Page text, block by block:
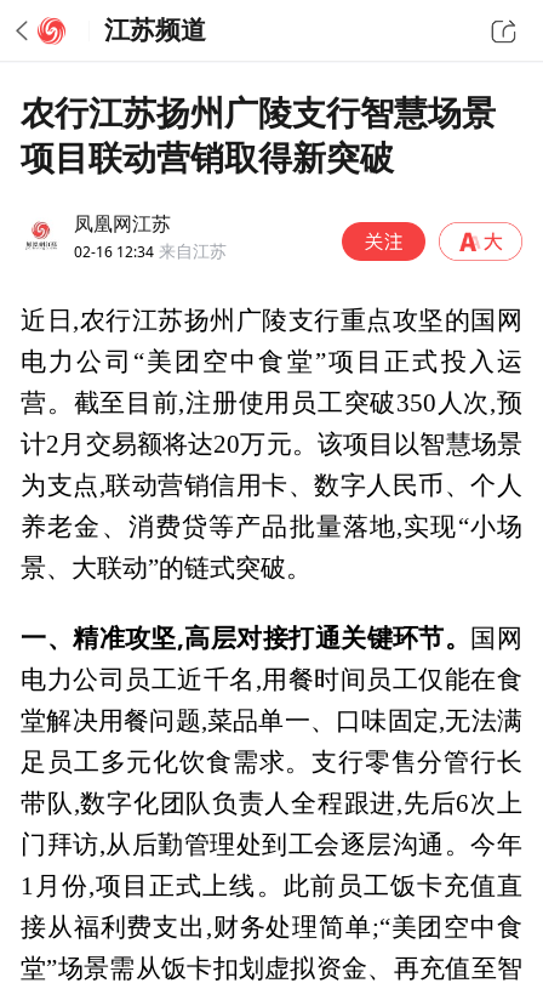
江苏频道
农行江苏扬州广陵支行智慧场景
项目联动营销取得新突破
凤凰网江苏
02-16 12:34 来自江苏
近日,农行江苏扬州广陵支行重点攻坚的国网
电力公司“美团空中食堂”项目正式投入运
营。截至目前,注册使用员工突破350人次,预
计2月交易额将达20万元。该项目以智慧场景
为支点,联动营销信用卡、数字人民币、个人
养老金、消费贷等产品批量落地,实现“小场
景、大联动”的链式突破。
一、精准攻坚,高层对接打通关键环节。
国网
电力公司员工近千名,用餐时间员工仅能在食
堂解决用餐问题,菜品单一、口味固定,无法满
足员工多元化饮食需求。支行零售分管行长
带队,数字化团队负责人全程跟进,先后6次上
门拜访,从后勤管理处到工会逐层沟通。今年
1月份,项目正式上线。此前员工饭卡充值直
接从福利费支出,财务处理简单;“美团空中食
堂”场景需从饭卡扣划虚拟资金、再充值至智